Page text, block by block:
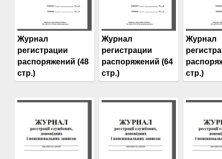
Журнал
регистрации
распоряжений (48
стр.)
Журнал
регистрации
распоряжений (64
стр.)
Журнал
стр.)